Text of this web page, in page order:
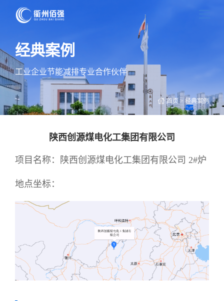
经典案例
工业企业节能减排专业合作伙伴
首页>经典案例
陕西创源煤电化工集团有限公司
项目名称：陕西创源煤电化工集团有限公司 2#炉
地点坐标：